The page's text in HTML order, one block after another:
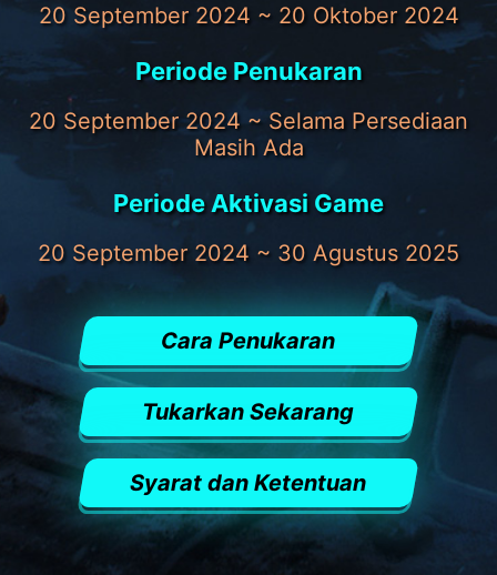
20 September 2024 ~ 20 Oktober 2024
Periode Penukaran
20 September 2024 ~ Selama Persediaan
Masih Ada
Periode Aktivasi Game
20 September 2024 ~ 30 Agustus 2025
Cara Penukaran
Tukarkan Sekarang
Syarat dan Ketentuan